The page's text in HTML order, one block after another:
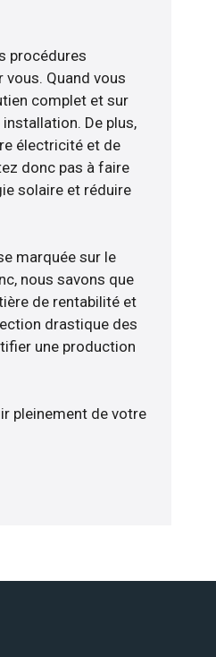
procédures
Quand vous
complet et sur
De plus,
électricité et de
donc pas à faire
solaire et réduire
marquée sur le
nous savons que
de rentabilité et
drastique des
une production
pleinement de votre